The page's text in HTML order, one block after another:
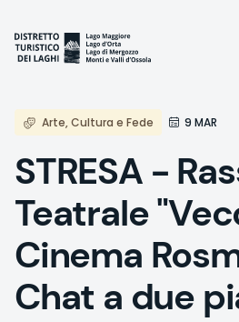
contenu
principal
Arte, Cultura e Fede 9 MAR
STRESA -
Teatrale
Cinema
Chat a due